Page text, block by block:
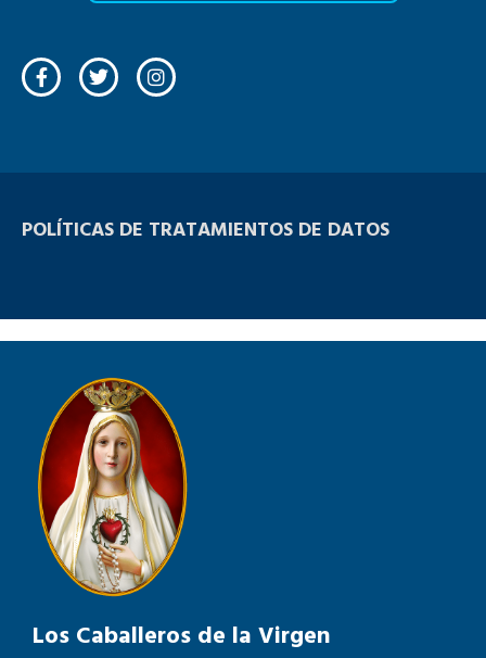
POLÍTICAS DE TRATAMIENTOS DE DATOS
Los Caballeros de la Virgen